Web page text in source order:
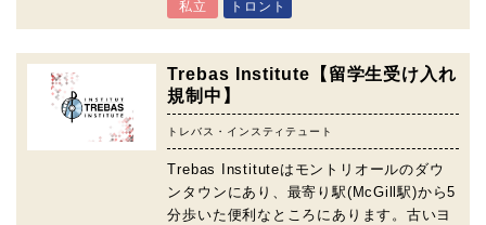
私立 トロント
Trebas Institute【留学生受け入れ
規制中】
トレバス・インスティテュート
Trebas Instituteはモントリオールのダウ
ンタウンにあり、最寄り駅(McGill駅)から5
分歩いた便利なところにあります。古いヨ